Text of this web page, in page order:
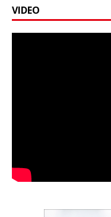
VIDEO